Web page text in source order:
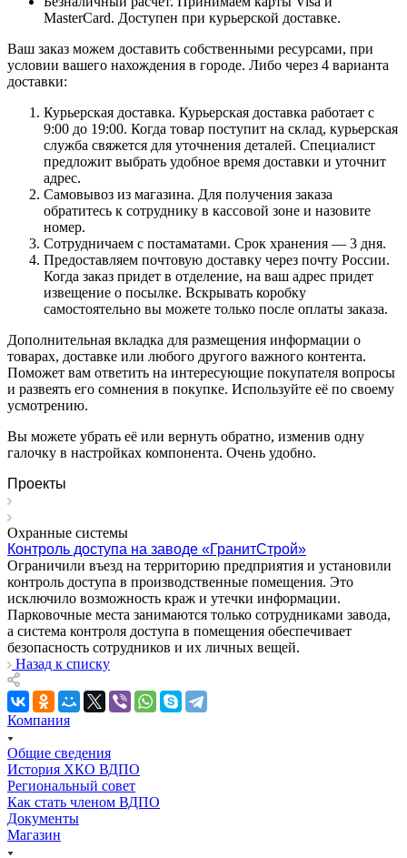
MasterCard. Доступен при курьерской доставке.
Ваш заказ можем доставить собственными ресурсами, при
условии вашего нахождения в городе. Либо через 4 варианта
доставки:
Курьерская доставка. Курьерская доставка работает с
9:00 до 19:00. Когда товар поступит на склад, курьерская
служба свяжется для уточнения деталей. Специалист
предложит выбрать удобное время доставки и уточнит
адрес.
Самовывоз из магазина. Для получения заказа
обратитесь к сотруднику в кассовой зоне и назовите
номер.
Сотрудничаем с постаматами. Срок хранения — 3 дня.
Предоставляем почтовую доставку через почту России.
Когда заказ придет в отделение, на ваш адрес придет
извещение о посылке. Вскрывать коробку
самостоятельно вы можете только после оплаты заказа.
Дополнительная вкладка для размещения информации о
товарах, доставке или любого другого важного контента.
Поможет вам ответить на интересующие покупателя вопросы
и развеять его сомнения в покупке. Используйте её по своему
усмотрению.
Вы можете убрать её или вернуть обратно, изменив одну
галочку в настройках компонента. Очень удобно.
Проекты
Охранные системы
Контроль доступа на заводе «ГранитСтрой»
Ограничили въезд на территорию предприятия и установили
контроль доступа в производственные помещения. Это
исключило возможность краж и утечки информации.
Парковочные места занимаются только сотрудниками завода,
а система контроля доступа в помещения обеспечивает
безопасность сотрудников и их личных вещей.
Назад к списку
Компания
Общие сведения
История ХКО ВДПО
Региональный совет
Как стать членом ВДПО
Документы
Магазин